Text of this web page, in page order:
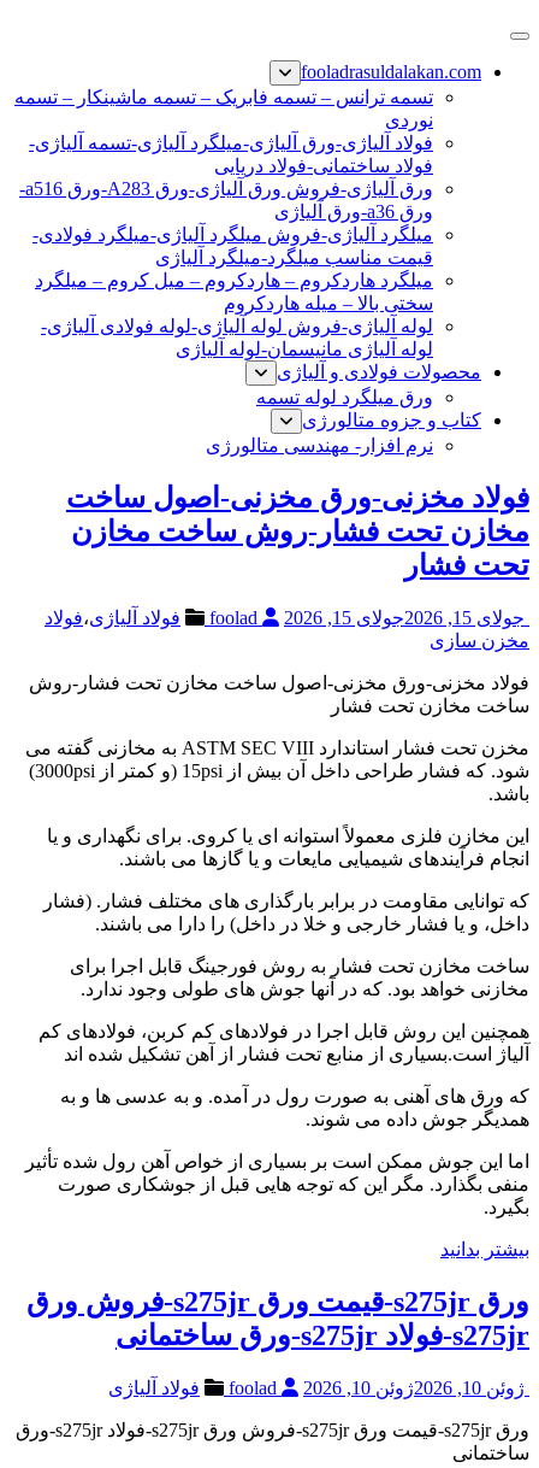
پرش
محتوا
نبشی فولادی-ناودانی فولادی-قیمت ورق-قیمت فولاد
fooladrasuldalakan.com
تسمه ترانس – تسمه فابریک – تسمه ماشینکار – تسمه
نوردی
فولاد آلیاژی-ورق آلیاژی-میلگرد آلیاژی-تسمه آلیاژی-
فولاد ساختمانی-فولاد دریایی
ورق آلیاژی-فروش ورق آلیاژی-ورق A283-ورق a516-
ورق a36-ورق آلیاژی
میلگرد آلیاژی-فروش میلگرد آلیاژی-میلگرد فولادی-
قیمت مناسب میلگرد-میلگرد آلیاژی
میلگرد هاردکروم – هاردکروم – میل کروم – میلگرد
سختی بالا – میله هاردکروم
لوله آلیاژی-فروش لوله آلیاژی-لوله فولادی آلیاژی-
لوله آلیاژی مانیسمان-لوله آلیاژی
محصولات فولادی و آلیاژی
ورق میلگرد لوله تسمه
کتاب و جزوه متالورژی
نرم افزار- مهندسی متالورژی
فولاد مخزنی-ورق مخزنی-اصول ساخت
مخازن تحت فشار-روش ساخت مخازن
تحت فشار
جولای 15, 2026 جولای 15, 2026 فولاد آلیاژی،فولاد
مخزن سازی
فولاد مخزنی-ورق مخزنی-اصول ساخت مخازن تحت فشار-روش
ساخت مخازن تحت فشار
مخزن تحت فشار استاندارد ASTM SEC VIII به مخازنی گفته می
شود. که فشار طراحی داخل آن بیش از 15psi (و کمتر از 3000psi)
باشد.
این مخازن فلزی معمولاً استوانه ای یا کروی. برای نگهداری و یا
انجام فرآیندهای شیمیایی مایعات و یا گازها می باشند.
که توانایی مقاومت در برابر بارگذاری های مختلف فشار. (فشار
داخل، و یا فشار خارجی و خلا در داخل) را دارا می باشند.
ساخت مخازن تحت فشار به روش فورجینگ قابل اجرا برای
مخازنی خواهد بود. که در آنها جوش های طولی وجود ندارد.
همچنین این روش قابل اجرا در فولادهای کم کربن، فولادهای کم
آلیاژ است.بسیاری از منابع تحت فشار از آهن تشکیل شده اند
که ورق های آهنی به صورت رول در آمده. و به عدسی ها و به
همدیگر جوش داده می شوند.
اما این جوش ممکن است بر بسیاری از خواص آهن رول شده تأثیر
منفی بگذارد. مگر این که توجه هایی قبل از جوشکاری صورت
بگیرد.
بیشتر بدانید
ورق s275jr-قیمت ورق s275jr-فروش ورق
s275jr-فولاد s275jr-ورق ساختمانی
ژوئن 10, 2026 ژوئن 10, 2026 فولاد آلیاژی
ورق s275jr-قیمت ورق s275jr-فروش ورق s275jr-فولاد s275jr-ورق
ساختمانی